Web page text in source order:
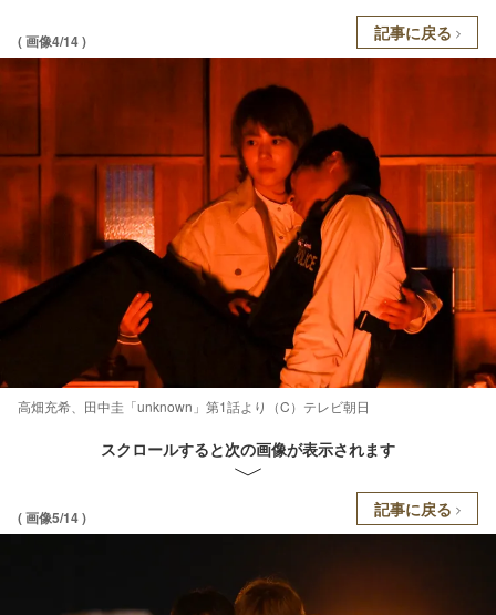
( 画像4/14 ) 記事に戻る
高畑充希、田中圭「unknown」第1話より（C）テレビ朝日
スクロールすると次の画像が表示されます
( 画像5/14 ) 記事に戻る